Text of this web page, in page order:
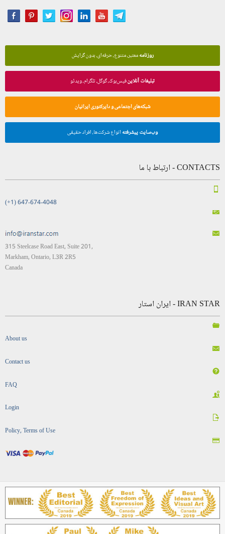
روزنامهمعتبر، متنوع، حرفه‌ای، بدون گرایش
تبلیغات آنلاینفیس‌بوک، گوگل، تلگرام، ویدئو
شبکه‌های اجتماعی و دایرکتوری ایرانیان
وب‌سایت پیشرفته انواع شرکت‌ها، افراد حقیقی
CONTACTS - ارتباط با ما
(+1) 647-674-4048
315 Steelcase Road East, Suite 201,
Markham, Ontario, L3R 2R5
Canada
IRAN STAR - ایران استار
About us
Contact us
FAQ
Login
Policy, Terms of Use